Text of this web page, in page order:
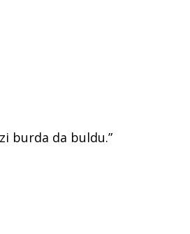
burda da buldu.”